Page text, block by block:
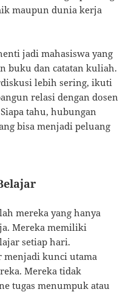
maupun dunia kerja
jadi mahasiswa yang
buku dan catatan kuliah.
lebih sering, ikuti
relasi dengan dosen
tahu, hubungan
bisa menjadi peluang
mereka yang hanya
Mereka memiliki
setiap hari.
menjadi kunci utama
Mereka tidak
tugas menumpuk atau